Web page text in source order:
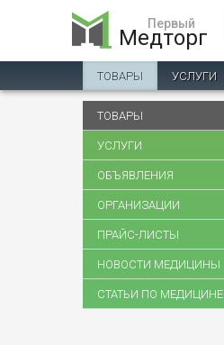
Первый
Медторг
ТОВАРЫ УСЛУГИ
ТОВАРЫ
УСЛУГИ
ОБЪЯВЛЕНИЯ
ОРГАНИЗАЦИИ
ПРАЙС-ЛИСТЫ
НОВОСТИ МЕДИЦИНЫ
СТАТЬИ ПО МЕДИЦИНЕ